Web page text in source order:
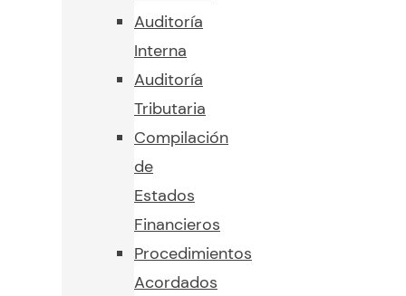
Auditoría
Interna
Auditoría
Tributaria
Compilación
de
Estados
Financieros
Procedimientos
Acordados